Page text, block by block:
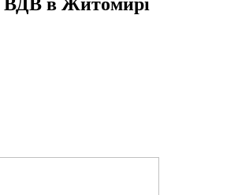
ВДВ в Житомирі